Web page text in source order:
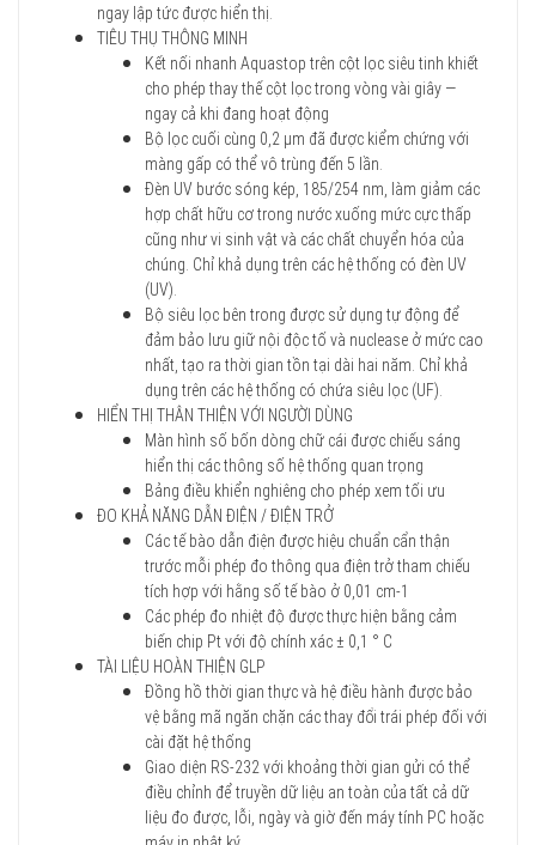
ngay lập tức được hiển thị.
TIÊU THỤ THÔNG MINH
Kết nối nhanh Aquastop trên cột lọc siêu tinh khiết
cho phép thay thế cột lọc trong vòng vài giây —
ngay cả khi đang hoạt động
Bộ lọc cuối cùng 0,2 µm đã được kiểm chứng với
màng gấp có thể vô trùng đến 5 lần.
Đèn UV bước sóng kép, 185/254 nm, làm giảm các
hợp chất hữu cơ trong nước xuống mức cực thấp
cũng như vi sinh vật và các chất chuyển hóa của
chúng. Chỉ khả dụng trên các hệ thống có đèn UV
(UV).
Bộ siêu lọc bên trong được sử dụng tự động để
đảm bảo lưu giữ nội độc tố và nuclease ở mức cao
nhất, tạo ra thời gian tồn tại dài hai năm. Chỉ khả
dụng trên các hệ thống có chứa siêu lọc (UF).
HIỂN THỊ THÂN THIỆN VỚI NGƯỜI DÙNG
Màn hình số bốn dòng chữ cái được chiếu sáng
hiển thị các thông số hệ thống quan trọng
Bảng điều khiển nghiêng cho phép xem tối ưu
ĐO KHẢ NĂNG DẪN ĐIỆN / ĐIỆN TRỞ
Các tế bào dẫn điện được hiệu chuẩn cẩn thận
trước mỗi phép đo thông qua điện trở tham chiếu
tích hợp với hằng số tế bào ở 0,01 cm-1
Các phép đo nhiệt độ được thực hiện bằng cảm
biến chip Pt với độ chính xác ± 0,1 ° C
TÀI LIỆU HOÀN THIỆN GLP
Đồng hồ thời gian thực và hệ điều hành được bảo
vệ bằng mã ngăn chặn các thay đổi trái phép đối với
cài đặt hệ thống
Giao diện RS-232 với khoảng thời gian gửi có thể
điều chỉnh để truyền dữ liệu an toàn của tất cả dữ
liệu đo được, lỗi, ngày và giờ đến máy tính PC hoặc